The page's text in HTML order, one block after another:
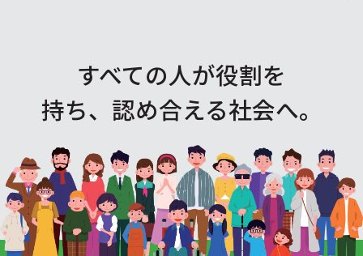
すべての人が役割を
持ち、認め合える社会へ。